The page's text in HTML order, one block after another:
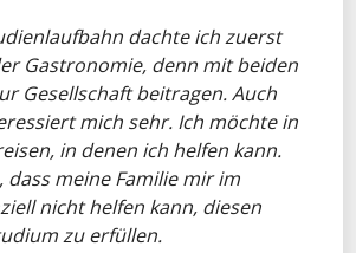
dachte ich zuerst
Gastronomie, denn mit beiden
Gesellschaft beitragen. Auch
mich sehr. Ich möchte in
in denen ich helfen kann.
dass meine Familie mir im
nicht helfen kann, diesen
zu erfüllen.